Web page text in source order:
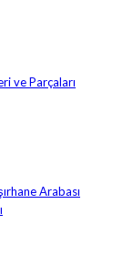
ve Parçaları
Arabası